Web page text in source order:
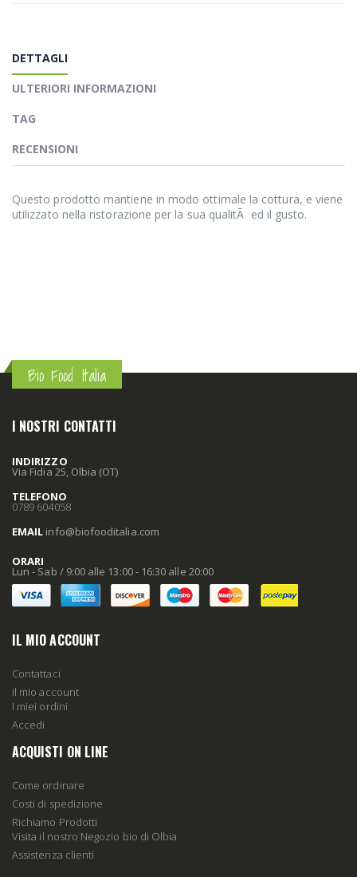
DETTAGLI
ULTERIORI INFORMAZIONI
TAG
RECENSIONI
Questo prodotto mantiene in modo ottimale la cottura, e viene
utilizzato nella ristorazione per la sua qualitÃ ed il gusto.
Bio Food Italia
I NOSTRI CONTATTI
INDIRIZZO
Via Fidia 25, Olbia (OT)
TELEFONO
0789 604058
EMAIL info@biofooditalia.com
ORARI
Lun - Sab / 9:00 alle 13:00 - 16:30 alle 20:00
IL MIO ACCOUNT
Contattaci
Il mio account
I miei ordini
Accedi
ACQUISTI ON LINE
Come ordinare
Costi di spedizione
Richiamo Prodotti
Visita il nostro Negozio bio di Olbia
Assistenza clienti